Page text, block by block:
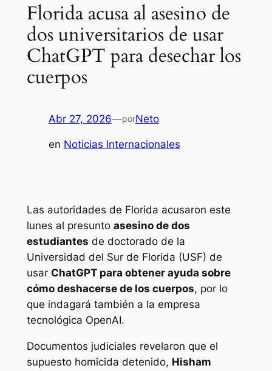
Florida acusa al asesino de
dos universitarios de usar
ChatGPT para desechar los
cuerpos
Abr 27, 2026—porNeto
en Noticias Internacionales
Las autoridades de Florida acusaron este
lunes al presunto asesino de dos
estudiantes de doctorado de la
Universidad del Sur de Florida (USF) de
usar ChatGPT para obtener ayuda sobre
cómo deshacerse de los cuerpos, por lo
que indagará también a la empresa
tecnológica OpenAI.
Documentos judiciales revelaron que el
supuesto homicida detenido, Hisham